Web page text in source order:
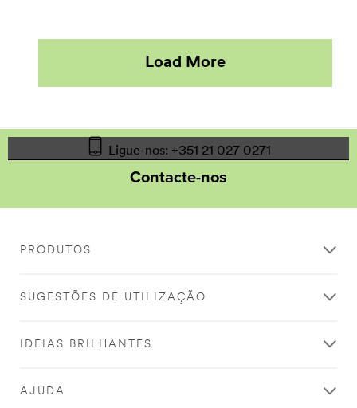
Load More
Ligue-nos: +351 21 027 0271
Contacte-nos
PRODUTOS
SUGESTÕES DE UTILIZAÇÃO
IDEIAS BRILHANTES
AJUDA